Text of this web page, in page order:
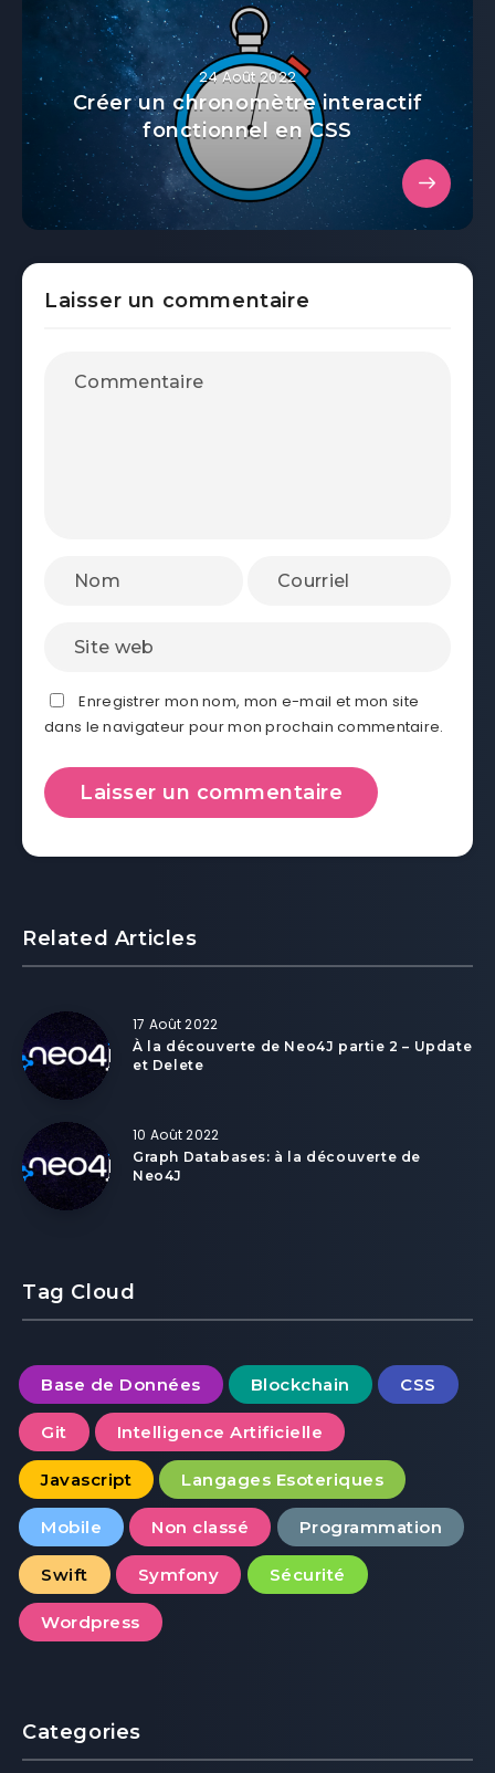
24 Août 2022
Créer un chronomètre interactif
fonctionnel en CSS
Laisser un commentaire
Enregistrer mon nom, mon e-mail et mon site
dans le navigateur pour mon prochain commentaire.
Related Articles
17 Août 2022
À la découverte de Neo4J partie 2 – Update
et Delete
10 Août 2022
Graph Databases: à la découverte de
Neo4J
Tag Cloud
Base de Données Blockchain CSS
Git Intelligence Artificielle
Javascript Langages Esoteriques
Mobile Non classé Programmation
Swift Symfony Sécurité
Wordpress
Categories